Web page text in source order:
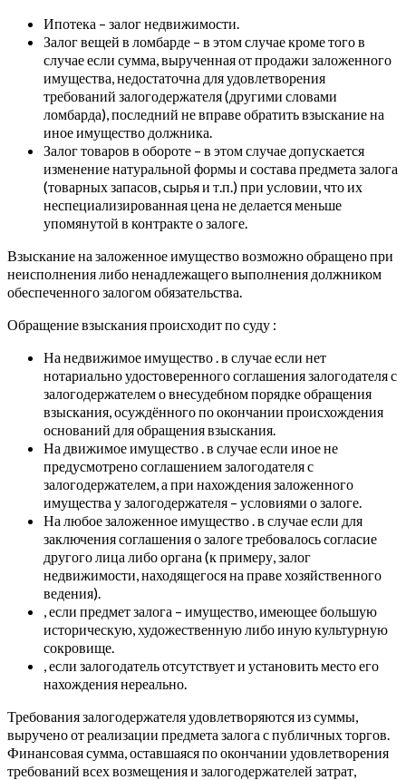
Ипотека – залог недвижимости.
Залог вещей в ломбарде – в этом случае кроме того в
случае если сумма, вырученная от продажи заложенного
имущества, недостаточна для удовлетворения
требований залогодержателя (другими словами
ломбарда), последний не вправе обратить взыскание на
иное имущество должника.
Залог товаров в обороте – в этом случае допускается
изменение натуральной формы и состава предмета залога
(товарных запасов, сырья и т.п.) при условии, что их
неспециализированная цена не делается меньше
упомянутой в контракте о залоге.
Взыскание на заложенное имущество возможно обращено при
неисполнения либо ненадлежащего выполнения должником
обеспеченного залогом обязательства.
Обращение взыскания происходит по суду :
На недвижимое имущество . в случае если нет
нотариально удостоверенного соглашения залогодателя с
залогодержателем о внесудебном порядке обращения
взыскания, осуждённого по окончании происхождения
оснований для обращения взыскания.
На движимое имущество . в случае если иное не
предусмотрено соглашением залогодателя с
залогодержателем, а при нахождения заложенного
имущества у залогодержателя – условиями о залоге.
На любое заложенное имущество . в случае если для
заключения соглашения о залоге требовалось согласие
другого лица либо органа (к примеру, залог
недвижимости, находящегося на праве хозяйственного
ведения).
, если предмет залога – имущество, имеющее большую
историческую, художественную либо иную культурную
сокровище.
, если залогодатель отсутствует и установить место его
нахождения нереально.
Требования залогодержателя удовлетворяются из суммы,
выручено от реализации предмета залога с публичных торгов.
Финансовая сумма, оставшаяся по окончании удовлетворения
требований всех возмещения и залогодержателей затрат,